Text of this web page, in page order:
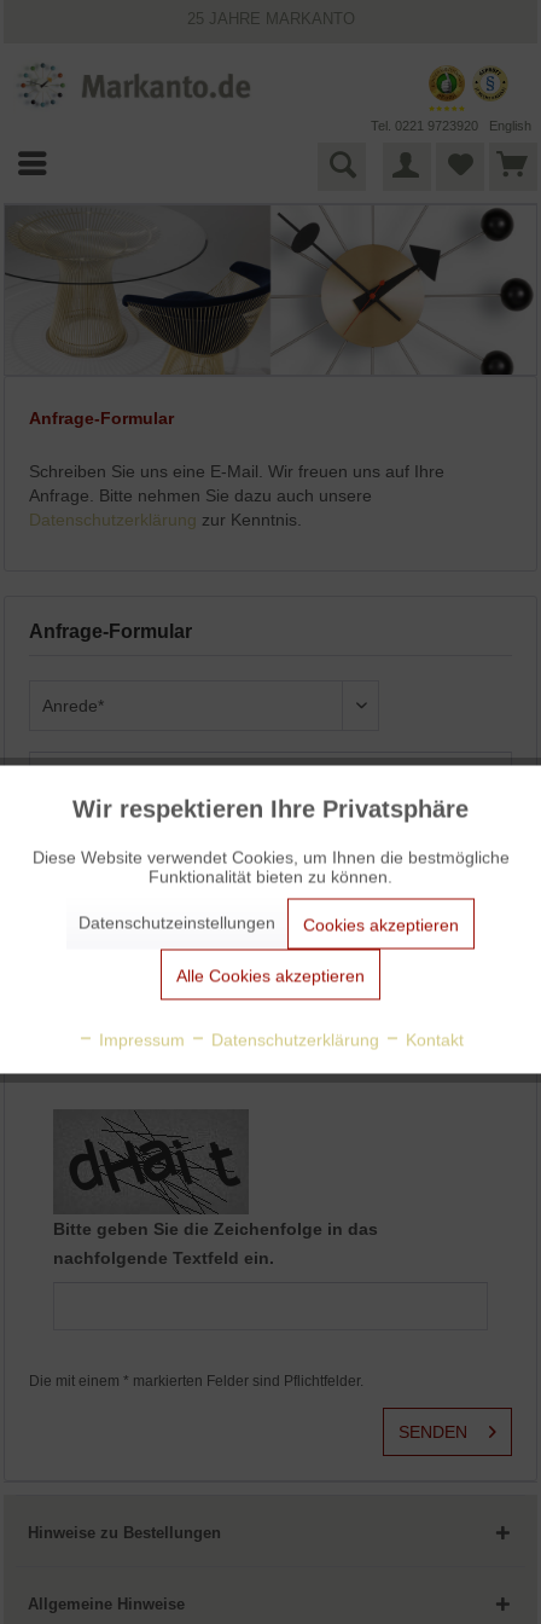
25 JAHRE MARKANTO
VIELFÄLTIGE ZAHLUNGSMÖGLICHKEITEN
Tel. 0221 9723920 English
Anfrage-Formular
Schreiben Sie uns eine E-Mail. Wir freuen uns auf Ihre
Anfrage. Bitte nehmen Sie dazu auch unsere
Datenschutzerklärung zur Kenntnis.
Anfrage-Formular
Bitte geben Sie die Zeichenfolge in das
nachfolgende Textfeld ein.
Die mit einem * markierten Felder sind Pflichtfelder.
SENDEN
Hinweise zu Bestellungen
Allgemeine Hinweise
Funktionale Aktiv
Aktiv
Aktiv
Personalisierung
Wir respektieren Ihre Privatsphäre
Diese Website verwendet Cookies, um Ihnen die bestmögliche
Funktionalität bieten zu können.
Datenschutzeinstellungen Cookies akzeptieren
Alle Cookies akzeptieren
Impressum Datenschutzerklärung Kontakt